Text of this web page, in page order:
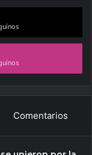
Comentarios